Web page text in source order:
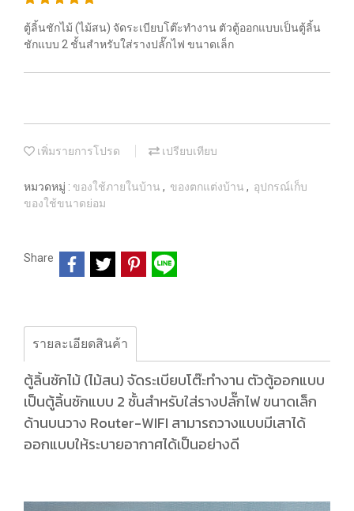
ตู้ลิ้นชักไม้ (ไม้สน) จัดระเบียบโต๊ะทำงาน ตัวตู้ออกแบบเป็นตู้ลิ้น
ชักแบบ 2 ชั้นสำหรับใส่รางปลั๊กไฟ ขนาดเล็ก
เพิ่มรายการโปรด เปรียบเทียบ
หมวดหมู่ : ของใช้ภายในบ้าน , ของตกแต่งบ้าน , อุปกรณ์เก็บ
ของใช้ขนาดย่อม
Share
รายละเอียดสินค้า
ตู้ลิ้นชักไม้ (ไม้สน) จัดระเบียบโต๊ะทำงาน ตัวตู้ออกแบบ
เป็นตู้ลิ้นชักแบบ 2 ชั้นสำหรับใส่รางปลั๊กไฟ ขนาดเล็ก
ด้านบนวาง Router-WIFI สามารถวางแบบมีเสาได้
ออกแบบให้ระบายอากาศได้เป็นอย่างดี